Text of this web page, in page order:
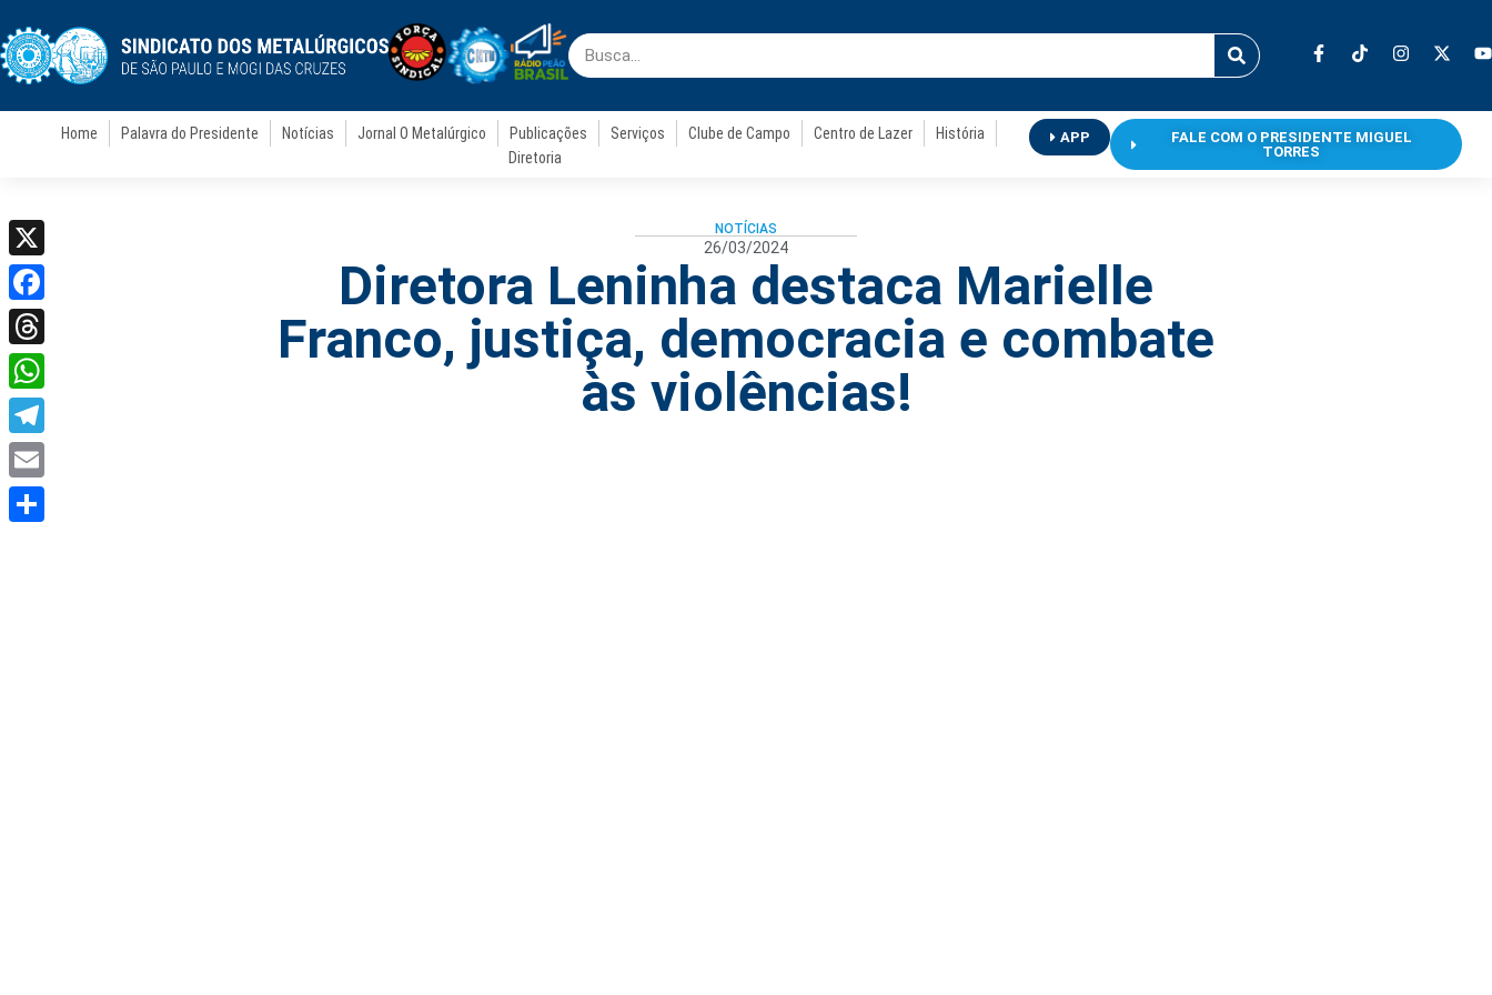
Home Palavra do Presidente Notícias Jornal O Metalúrgico Publicações Serviços Clube de Campo Centro de Lazer
História
Diretoria
APP
FALE COM O PRESIDENTE MIGUEL
TORRES
NOTÍCIAS
26/03/2024
Diretora Leninha destaca Marielle
Franco, justiça, democracia e combate
às violências!
X
Facebook
Threads
WhatsApp
Telegram
Email